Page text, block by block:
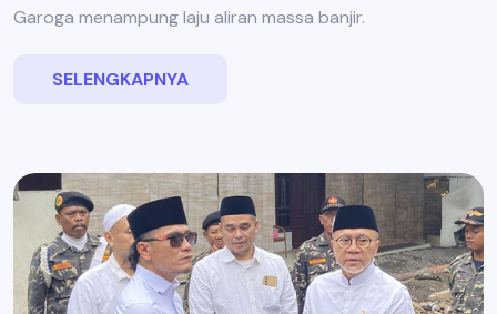
Garoga menampung laju aliran massa banjir.
SELENGKAPNYA